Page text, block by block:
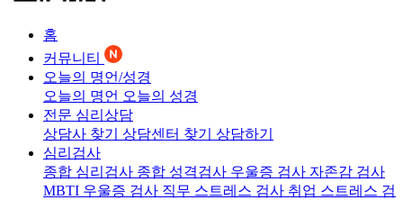
홈
커뮤니티
오늘의 명언/성경
오늘의 명언 오늘의 성경
전문 심리상담
상담사 찾기 상담센터 찾기 상담하기
심리검사
종합 심리검사 종합 성격검사 우울증 검사 자존감 검사
MBTI 우울증 검사 직무 스트레스 검사 취업 스트레스 검